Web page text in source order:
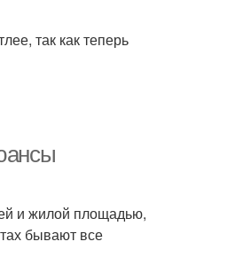
так как теперь
и жилой площадью,
бывают все